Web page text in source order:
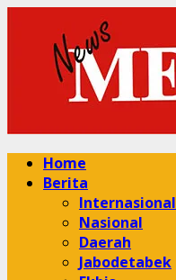
content
Primary
Menu
Home
Berita
Internasional
Nasional
Daerah
Jabodetabek